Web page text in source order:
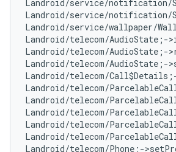
Landroid/service/
Landroid/service/
Landroid/service/wallpaper/
Landroid/telecom/AudioState;-
Landroid/telecom/
Landroid/telecom/AudioState;-
Landroid/telecom/Call$Details;-
Landroid/telecom/
Landroid/telecom/
Landroid/telecom/
Landroid/telecom/
Landroid/telecom/
Landroid/telecom/Phone;-